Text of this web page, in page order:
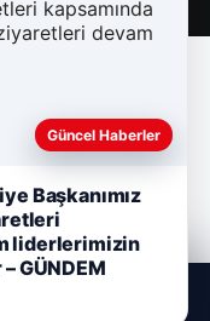
Güncel Haberler
Başkanımız
liderlerimizin
GÜNDEM